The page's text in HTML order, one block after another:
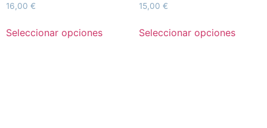
16,00 €
Seleccionar opciones
15,00 €
Seleccionar opciones